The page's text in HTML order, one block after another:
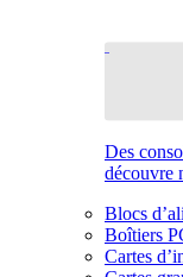
Des
découvre
Blocs
Boîtiers
Cartes